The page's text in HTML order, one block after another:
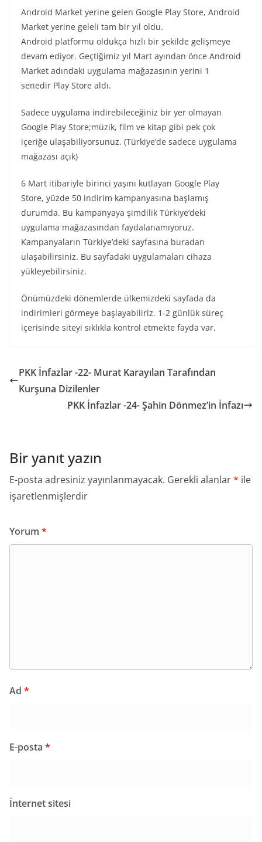
Android Market yerine gelen Google Play Store, Android
Market yerine geleli tam bir yıl oldu.
Android platformu oldukça hızlı bir şekilde gelişmeye
devam ediyor. Geçtiğimiz yıl Mart ayından önce Android
Market adındaki uygulama mağazasının yerini 1
senedir Play Store aldı.
Sadece uygulama indirebileceğiniz bir yer olmayan
Google Play Store;müzik, film ve kitap gibi pek çok
içeriğe ulaşabiliyorsunuz. (Türkiye’de sadece uygulama
mağazası açık)
6 Mart itibariyle birinci yaşını kutlayan Google Play
Store, yüzde 50 indirim kampanyasına başlamış
durumda. Bu kampanyaya şimdilik Türkiye’deki
uygulama mağazasından faydalanamıyoruz.
Kampanyaların Türkiye’deki sayfasına buradan
ulaşabilirsiniz. Bu sayfadaki uygulamaları cihaza
yükleyebilirsiniz.
Önümüzdeki dönemlerde ülkemizdeki sayfada da
indirimleri görmeye başlayabiliriz. 1-2 günlük süreç
içerisinde siteyi sıklıkla kontrol etmekte fayda var.
PKK İnfazlar -22- Murat Karayılan Tarafından
Kurşuna Dizilenler
PKK İnfazlar -24- Şahin Dönmez’in İnfazı
Bir yanıt yazın
E-posta adresiniz yayınlanmayacak. Gerekli alanlar* ile
işaretlenmişlerdir
Yorum *
Ad *
E-posta *
İnternet sitesi